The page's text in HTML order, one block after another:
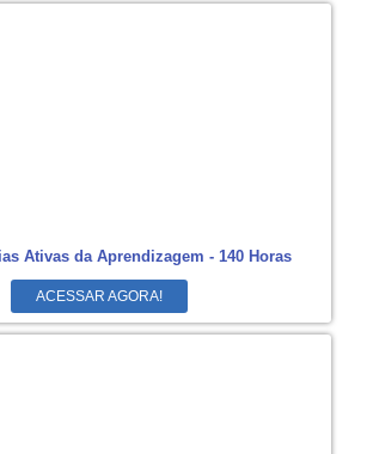
Ativas da Aprendizagem - 140 Horas
ACESSAR AGORA!